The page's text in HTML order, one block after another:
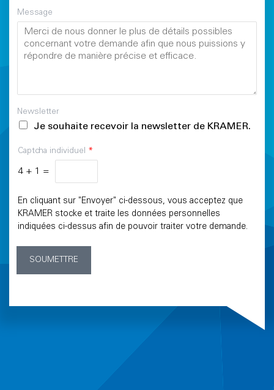
Message
Newsletter
Je souhaite recevoir la newsletter de KRAMER.
Captcha individuel *
4 + 1 =
En cliquant sur "Envoyer" ci-dessous, vous acceptez que
KRAMER stocke et traite les données personnelles
indiquées ci-dessus afin de pouvoir traiter votre demande.
SOUMETTRE